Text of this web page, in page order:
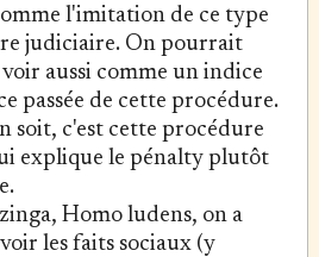
l'imitation de ce type
judiciaire. On pourrait
aussi comme un indice
passée de cette procédure.
soit, c'est cette procédure
explique le pénalty plutôt
Homo ludens, on a
les faits sociaux (y